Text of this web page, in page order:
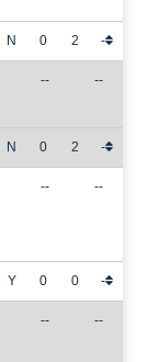
N 0 2 -
-- --
N 0 2 -
-- --
Y 0 0 -
-- --